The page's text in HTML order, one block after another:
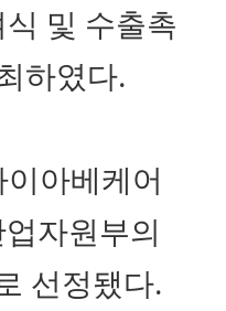
및 수출촉
하였다.
아베케어
자원부의
선정됐다.